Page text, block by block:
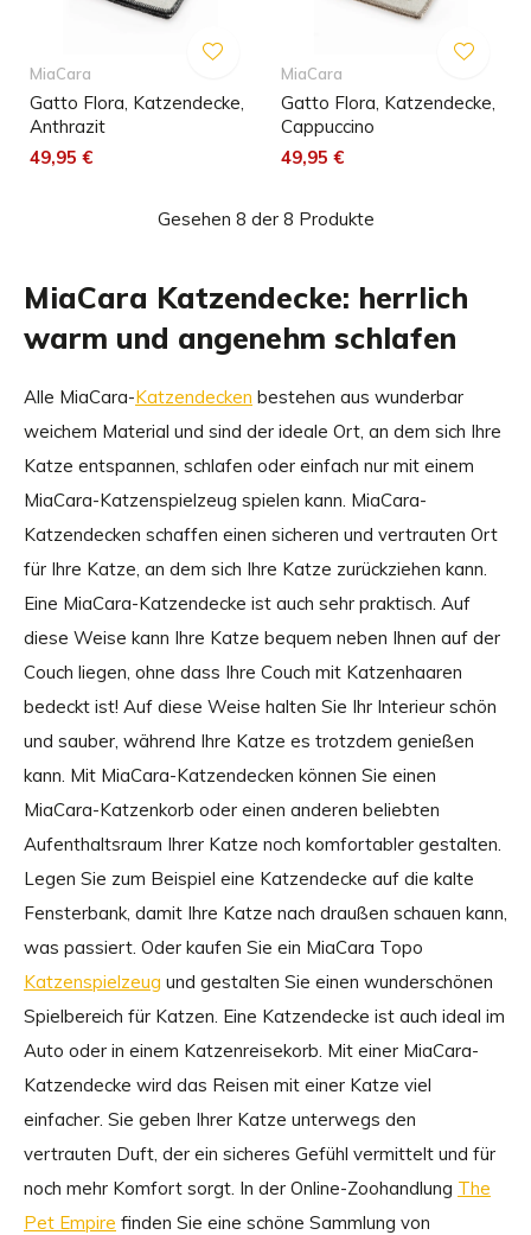
MiaCara
Gatto Flora, Katzendecke,
Anthrazit
49,95 €
MiaCara
Gatto Flora, Katzendecke,
Cappuccino
49,95 €
Gesehen 8 der 8 Produkte
MiaCara Katzendecke: herrlich
warm und angenehm schlafen
Alle MiaCara-Katzendecken bestehen aus wunderbar
weichem Material und sind der ideale Ort, an dem sich Ihre
Katze entspannen, schlafen oder einfach nur mit einem
MiaCara-Katzenspielzeug spielen kann. MiaCara-
Katzendecken schaffen einen sicheren und vertrauten Ort
für Ihre Katze, an dem sich Ihre Katze zurückziehen kann.
Eine MiaCara-Katzendecke ist auch sehr praktisch. Auf
diese Weise kann Ihre Katze bequem neben Ihnen auf der
Couch liegen, ohne dass Ihre Couch mit Katzenhaaren
bedeckt ist! Auf diese Weise halten Sie Ihr Interieur schön
und sauber, während Ihre Katze es trotzdem genießen
kann. Mit MiaCara-Katzendecken können Sie einen
MiaCara-Katzenkorb oder einen anderen beliebten
Aufenthaltsraum Ihrer Katze noch komfortabler gestalten.
Legen Sie zum Beispiel eine Katzendecke auf die kalte
Fensterbank, damit Ihre Katze nach draußen schauen kann,
was passiert. Oder kaufen Sie ein MiaCara Topo
Katzenspielzeug und gestalten Sie einen wunderschönen
Spielbereich für Katzen. Eine Katzendecke ist auch ideal im
Auto oder in einem Katzenreisekorb. Mit einer MiaCara-
Katzendecke wird das Reisen mit einer Katze viel
einfacher. Sie geben Ihrer Katze unterwegs den
vertrauten Duft, der ein sicheres Gefühl vermittelt und für
noch mehr Komfort sorgt. In der Online-Zoohandlung The
Pet Empire finden Sie eine schöne Sammlung von